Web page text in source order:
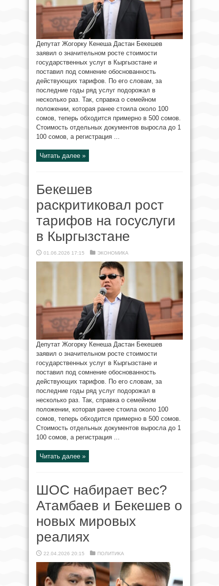
Депутат Жогорку Кенеша Дастан Бекешев
заявил о значительном росте стоимости
государственных услуг в Кыргызстане и
поставил под сомнение обоснованность
действующих тарифов. По его словам, за
последние годы ряд услуг подорожал в
несколько раз. Так, справка о семейном
положении, которая ранее стоила около 100
сомов, теперь обходится примерно в 500 сомов.
Стоимость отдельных документов выросла до 1
100 сомов, а регистрация ...
Читать далее »
Бекешев
раскритиковал рост
тарифов на госуслуги
в Кыргызстане
01.06.2026 17:15 ЭКОНОМИКА
Депутат Жогорку Кенеша Дастан Бекешев
заявил о значительном росте стоимости
государственных услуг в Кыргызстане и
поставил под сомнение обоснованность
действующих тарифов. По его словам, за
последние годы ряд услуг подорожал в
несколько раз. Так, справка о семейном
положении, которая ранее стоила около 100
сомов, теперь обходится примерно в 500 сомов.
Стоимость отдельных документов выросла до 1
100 сомов, а регистрация ...
Читать далее »
ШОС набирает вес?
Атамбаев и Бекешев о
новых мировых
реалиях
22.04.2026 20:15 ПОЛИТИКА